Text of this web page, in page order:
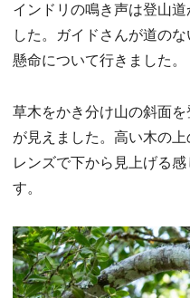
インドリの鳴き声は登山
した。ガイドさんが道の
懸命について行きました。
草木をかき分け山の斜面
が見えました。高い木の
レンズで下から見上げる
す。